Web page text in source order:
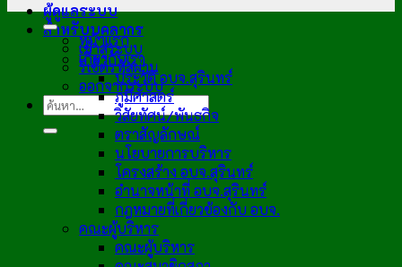
ผู้ดูแลระบบ
สำหรับบุคลากร
เข้าสู่ระบบ
รีเซ็ตรหัสผ่าน
ออกจากระบบ
หน้าแรก
เกี่ยวกับเรา
ประวัติ อบจ.สุรินทร์
ภูมิศาสตร์
วิสัยทัศน์/พันธกิจ
ตราสัญลักษณ์
นโยบายการบริหาร
โครงสร้าง อบจ.สุรินทร์
อำนาจหน้าที่ อบจ.สุรินทร์
กฎหมายที่เกี่ยวข้องกับ อบจ.
คณะผู้บริหาร
คณะผู้บริหาร